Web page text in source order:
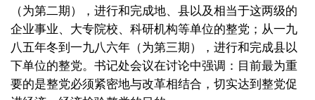
（为第二期），进行和完成地、县以及相当于这两级的
企业事业、大专院校、科研机构等单位的整党；从一九
八五年冬到一九八六年（为第三期），进行和完成县以
下单位的整党。书记处会议在讨论中强调：目前最为重
要的是整党必须紧密地与改革相结合，切实达到整党促